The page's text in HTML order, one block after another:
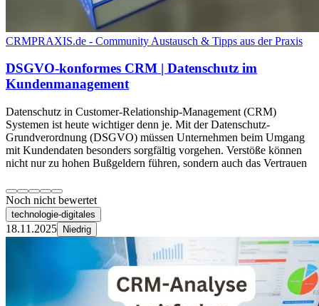
CRMPRAXIS.de - Community Austausch & Tipps aus der Praxis
DSGVO-konformes CRM | Datenschutz im
Kundenmanagement
Datenschutz in Customer-Relationship-Management (CRM)
Systemen ist heute wichtiger denn je. Mit der Datenschutz-
Grundverordnung (DSGVO) müssen Unternehmen beim Umgang
mit Kundendaten besonders sorgfältig vorgehen. Verstöße können
nicht nur zu hohen Bußgeldern führen, sondern auch das Vertrauen
Noch nicht bewertet
technologie-digitales
18.11.2025 Niedrig